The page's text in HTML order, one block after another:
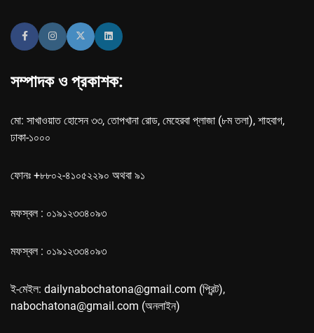
সম্পাদক ও প্রকাশক:
মো: সাখাওয়াত হোসেন ৩৩, তোপখানা রোড, মেহেরবা প্লাজা (৮ম তলা), শাহবাগ,
ঢাকা-১০০০
ফোনঃ +৮৮০২-৪১০৫২২৯০ অথবা ৯১
মফস্বল : ০১৯১২৩৩৪০৯৩
মফস্বল : ০১৯১২৩৩৪০৯৩
ই-মেইল: dailynabochatona@gmail.com (প্রিন্ট),
nabochatona@gmail.com (অনলাইন)